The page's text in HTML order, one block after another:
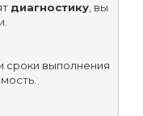
диагностику, вы
сроки выполнения